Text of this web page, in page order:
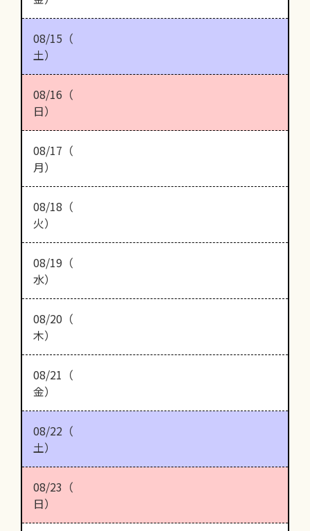
08/15（
土）
08/16（
日）
08/17（
月）
08/18（
火）
08/19（
水）
08/20（
木）
08/21（
金）
08/22（
土）
08/23（
日）